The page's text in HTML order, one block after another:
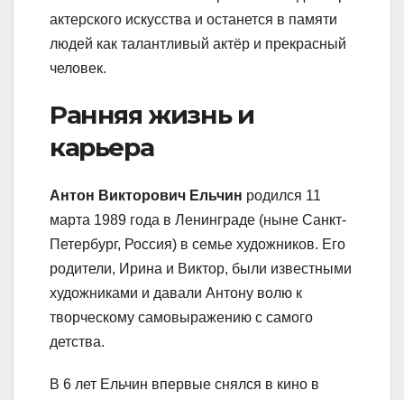
актерского искусства и останется в памяти
людей как талантливый актёр и прекрасный
человек.
Ранняя жизнь и
карьера
Антон Викторович Ельчин родился 11
марта 1989 года в Ленинграде (ныне Санкт-
Петербург, Россия) в семье художников. Его
родители, Ирина и Виктор, были известными
художниками и давали Антону волю к
творческому самовыражению с самого
детства.
В 6 лет Ельчин впервые снялся в кино в